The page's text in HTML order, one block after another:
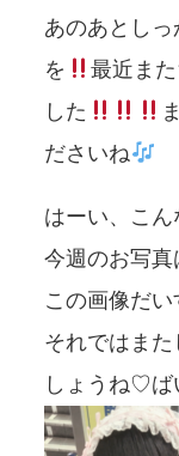
あのあとし
を
最近ま
した
ださいね
はーい、こん
今週のお写
この画像だい
それではま
しょうね♡ば